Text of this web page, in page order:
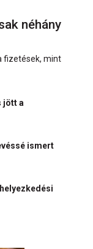
néhány
fizetések, mint
jött a
ismert